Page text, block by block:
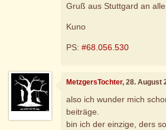
Gruß aus Stuttgard an
Kuno
PS:#68.056.530
MetzgersTochter, 28. August
also ich wunder mich
beiträge.
bin ich der einzige, ders